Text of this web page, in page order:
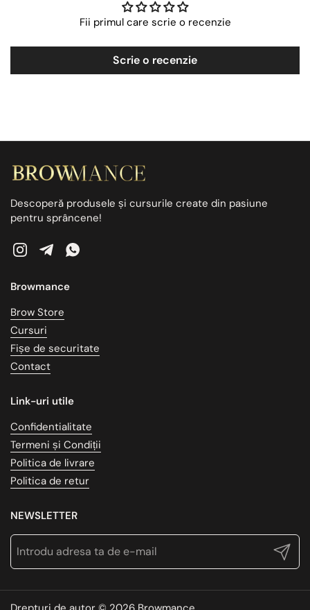
Fii primul care scrie o recenzie
Scrie o recenzie
Descoperă produsele și cursurile create din pasiune
pentru sprâncene!
Instagram
TelegramWhatsApp
Browmance
Brow Store
Cursuri
Fișe de securitate
Contact
Link-uri utile
Confidentialitate
Termeni și Condiții
Politica de livrare
Politica de retur
NEWSLETTER